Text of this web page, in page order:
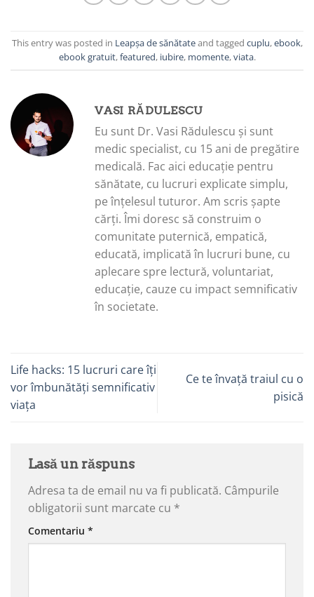
This entry was posted in Leapșa de sănătateand tagged cuplu,ebook,
ebook gratuit,featured, iubire, momente,viata.
VASI RĂDULESCU
Eu sunt Dr. Vasi Rădulescu și sunt
medic specialist, cu 15 ani de pregătire
medicală. Fac aici educație pentru
sănătate, cu lucruri explicate simplu,
pe înțelesul tuturor. Am scris șapte
cărți. Îmi doresc să construim o
comunitate puternică, empatică,
educată, implicată în lucruri bune, cu
aplecare spre lectură, voluntariat,
educație, cauze cu impact semnificativ
în societate.
Life hacks: 15 lucruri care îți
vor îmbunătăți semnificativ
viața
Ce te învață traiul cu o
pisică
Lasă un răspuns
Adresa ta de email nu va fi publicată. Câmpurile
obligatorii sunt marcate cu *
Comentariu *